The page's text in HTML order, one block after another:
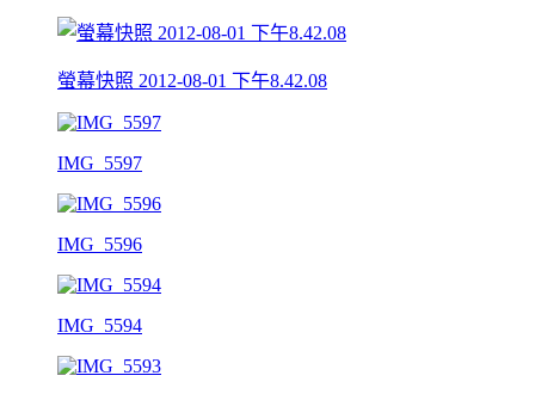
螢幕快照 2012-08-01 下午8.42.08
IMG_5597
IMG_5596
IMG_5594